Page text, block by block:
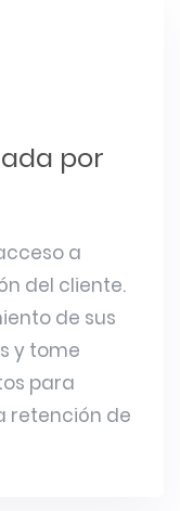
por
a
del cliente.
de sus
y tome
para
retención de